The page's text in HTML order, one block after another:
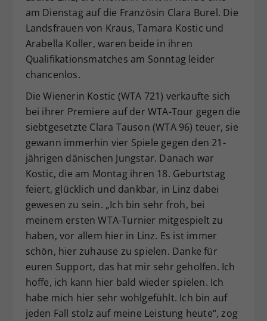
am Dienstag auf die Französin Clara Burel. Die
Landsfrauen von Kraus, Tamara Kostic und
Arabella Koller, waren beide in ihren
Qualifikationsmatches am Sonntag leider
chancenlos.
Die Wienerin Kostic (WTA 721) verkaufte sich
bei ihrer Premiere auf der WTA-Tour gegen die
siebtgesetzte Clara Tauson (WTA 96) teuer, sie
gewann immerhin vier Spiele gegen den 21-
jährigen dänischen Jungstar. Danach war
Kostic, die am Montag ihren 18. Geburtstag
feiert, glücklich und dankbar, in Linz dabei
gewesen zu sein. „Ich bin sehr froh, bei
meinem ersten WTA-Turnier mitgespielt zu
haben, vor allem hier in Linz. Es ist immer
schön, hier zuhause zu spielen. Danke für
euren Support, das hat mir sehr geholfen. Ich
hoffe, ich kann hier bald wieder spielen. Ich
habe mich hier sehr wohlgefühlt. Ich bin auf
jeden Fall stolz auf meine Leistung heute“, zog
Zweck
Dieser Wert speichert Ihre Consent-
Einstellungen. Unter anderem eine
zufällig generierte ID, für die
historische Speicherung Ihrer
vorgenommen Einstellungen, falls der
hat.